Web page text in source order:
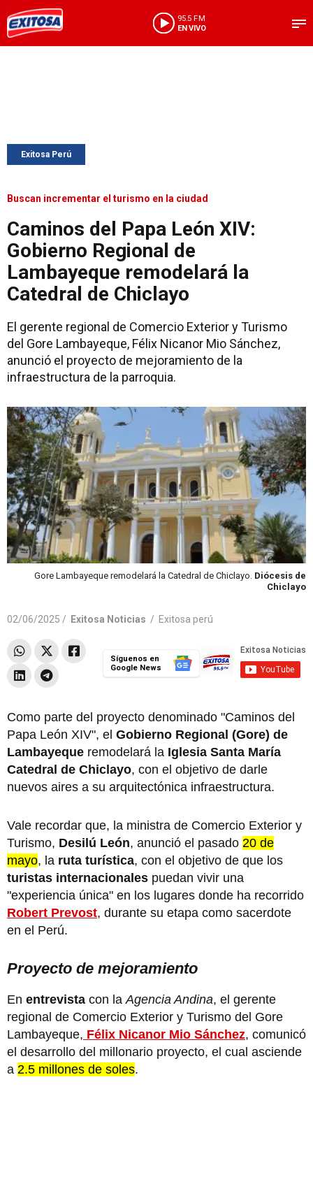
95.5 FM
EN VIVO
Exitosa Perú
Buscan incrementar el turismo en la ciudad
Caminos del Papa León XIV:
Gobierno Regional de
Lambayeque remodelará la
Catedral de Chiclayo
El gerente regional de Comercio Exterior y Turismo
del Gore Lambayeque, Félix Nicanor Mio Sánchez,
anunció el proyecto de mejoramiento de la
infraestructura de la parroquia.
Gore Lambayeque remodelará la Catedral de Chiclayo. Diócesis de
Chiclayo
02/06/2025 / Exitosa Noticias / Exitosa perú
Síguenos en
Google News
Como parte del proyecto denominado "Caminos del
Papa León XIV", el Gobierno Regional (Gore) de
Lambayeque remodelará la Iglesia Santa María
Catedral de Chiclayo, con el objetivo de darle
nuevos aires a su arquitectónica infraestructura.
Vale recordar que, la ministra de Comercio Exterior y
Turismo, Desilú León, anunció el pasado 20 de
mayo, la ruta turística, con el objetivo de que los
turistas internacionales puedan vivir una
"experiencia única" en los lugares donde ha recorrido
Robert Prevost, durante su etapa como sacerdote
en el Perú.
Proyecto de mejoramiento
En entrevista con la Agencia Andina, el gerente
regional de Comercio Exterior y Turismo del Gore
Lambayeque, Félix Nicanor Mio Sánchez, comunicó
el desarrollo del millonario proyecto, el cual asciende
a 2.5 millones de soles.